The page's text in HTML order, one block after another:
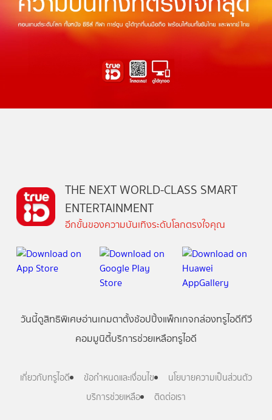
THE NEXT WORLD-CLASS SMART
ENTERTAINMENT
อีกขั้นของความบันเทิงระดับโลกตรงใจคุณ
วันนี้ดูสิทธิพิเศษอ่านเกมตาตั้งช้อปปิ้งแพ็กเกจกล่องทรูไอดีทีวี
คอมมูนิตี้บริการช่วยเหลือทรูไอดี
เกี่ยวกับทรูไอดี ข้อกำหนดและเงื่อนไข
นโยบายความเป็นส่วนตัว
บริการช่วยเหลือ
ติดต่อเรา